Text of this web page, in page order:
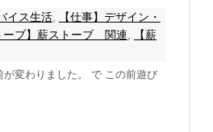
イス生活,
【仕事】デザイン・
ーブ】薪ストーブ 関連
【薪
変わりました。 で この前遊び